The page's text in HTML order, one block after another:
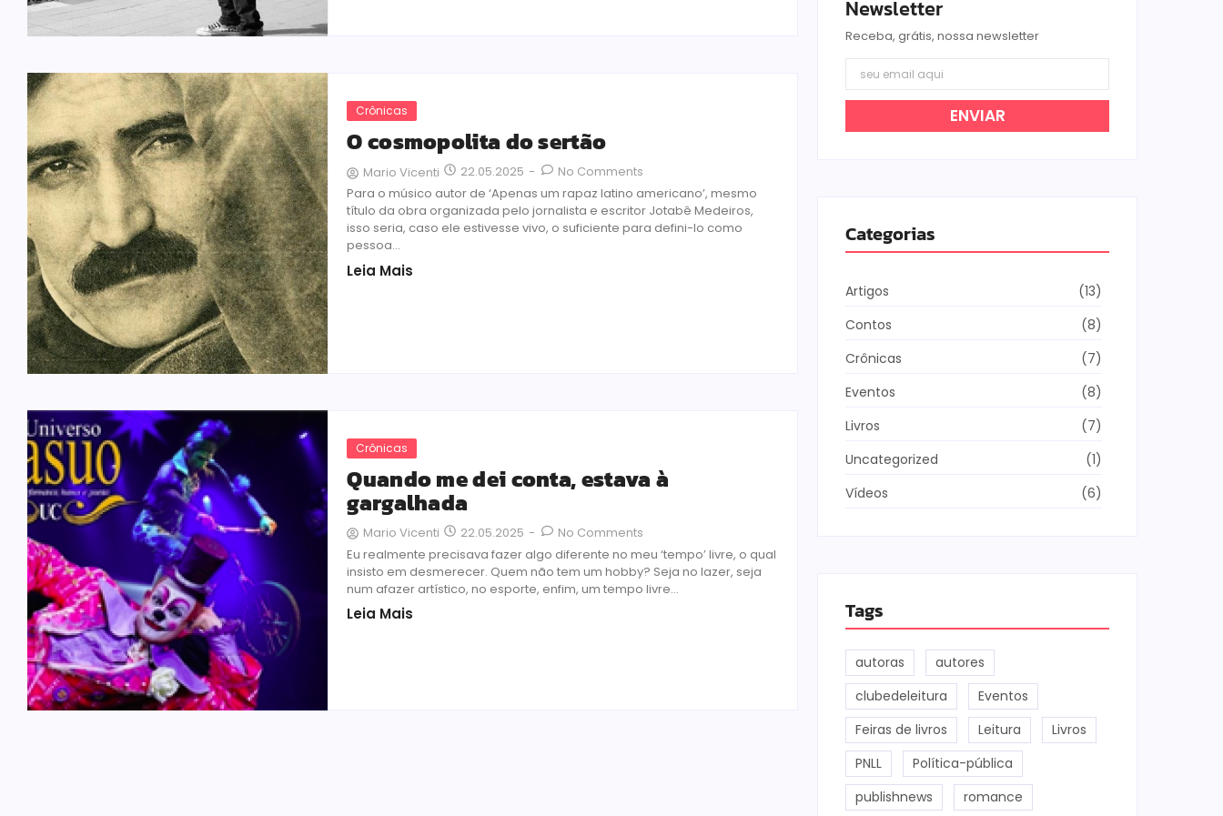
Crônicas
O cosmopolita do sertão
Mario Vicenti 22.05.2025 -
No Comments
Para o músico autor de ‘Apenas um rapaz latino americano’, mesmo
título da obra organizada pelo jornalista e escritor Jotabê Medeiros,
isso seria, caso ele estivesse vivo, o suficiente para defini-lo como
pessoa...
Leia Mais
Crônicas
Quando me dei conta, estava à
gargalhada
Mario Vicenti 22.05.2025 -
No Comments
Eu realmente precisava fazer algo diferente no meu ‘tempo’ livre, o qual
insisto em desmerecer. Quem não tem um hobby? Seja no lazer, seja
num afazer artístico, no esporte, enfim, um tempo livre...
Leia Mais
Newsletter
Receba, grátis, nossa newsletter
ENVIAR
Categorias
Artigos
(13)
Contos
(8)
Crônicas
(7)
Eventos
(8)
Livros
(7)
Uncategorized
(1)
Vídeos
(6)
Tags
autoras
autores
clubedeleitura
Eventos
Feiras de livros
Leitura
Livros
PNLL
Política-pública
publishnews
romance